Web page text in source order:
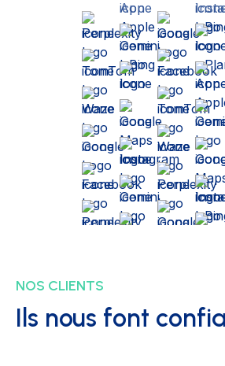
NOS CLIENTS
Ils nous font